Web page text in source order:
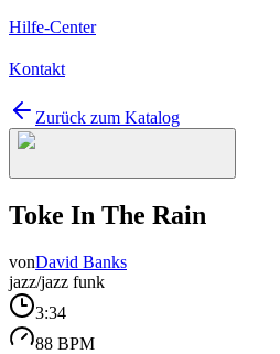
Hilfe-Center
Kontakt
Zurück zum Katalog
Toke In The Rain
vonDavid Banks
jazz/jazz funk
3:34
88 BPM